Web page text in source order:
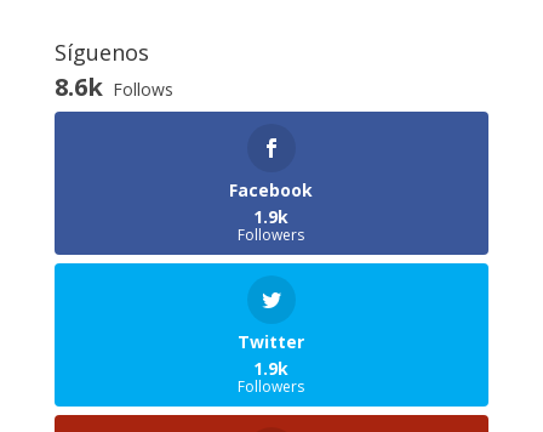
Síguenos
8.6k Follows
Facebook
1.9k
Followers
Twitter
1.9k
Followers